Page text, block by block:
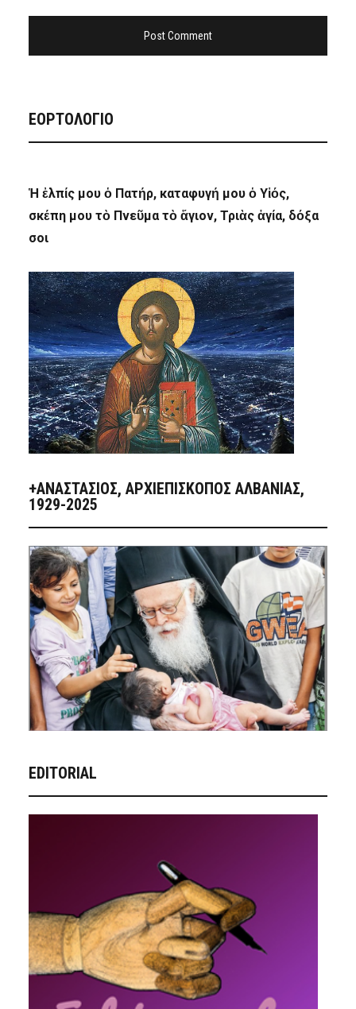
ΕΟΡΤΟΛΟΓΙΟ
Ἡ ἐλπίς μου ὁ Πατήρ, καταφυγή μου ὁ Υἱός,
σκέπη μου τὸ Πνεῦμα τὸ ἅγιον, Τριὰς ἁγία, δόξα
σοι
+ΑΝΑΣΤΆΣΙΟΣ, ΑΡΧΙΕΠΊΣΚΟΠΟΣ ΑΛΒΑΝΊΑΣ,
1929-2025
EDITORIAL